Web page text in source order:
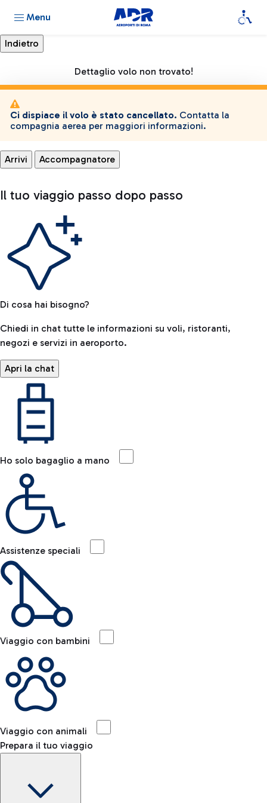
Menu
Dettaglio volo non trovato!
Ci dispiace il volo è stato cancellato. Contatta la
compagnia aerea per maggiori informazioni.
Arrivi Accompagnatore
Il tuo viaggio passo dopo passo
Di cosa hai bisogno?
Chiedi in chat tutte le informazioni su voli, ristoranti,
negozi e servizi in aeroporto.
Apri la chat
Ho solo bagaglio a mano
Assistenze speciali
Viaggio con bambini
Viaggio con animali
Prepara il tuo viaggio